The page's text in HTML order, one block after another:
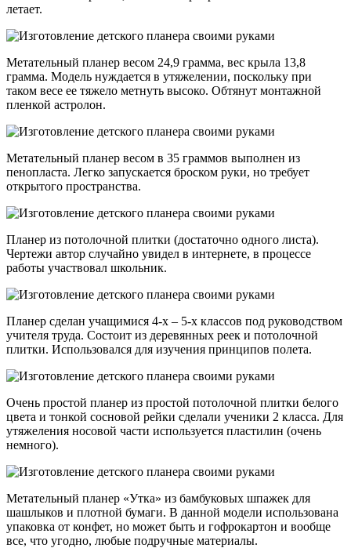
летает.
Метательный планер весом 24,9 грамма, вес крыла 13,8
грамма. Модель нуждается в утяжелении, поскольку при
таком весе ее тяжело метнуть высоко. Обтянут монтажной
пленкой астролон.
Метательный планер весом в 35 граммов выполнен из
пенопласта. Легко запускается броском руки, но требует
открытого пространства.
Планер из потолочной плитки (достаточно одного листа).
Чертежи автор случайно увидел в интернете, в процессе
работы участвовал школьник.
Планер сделан учащимися 4-х – 5-х классов под руководством
учителя труда. Состоит из деревянных реек и потолочной
плитки. Использовался для изучения принципов полета.
Очень простой планер из простой потолочной плитки белого
цвета и тонкой сосновой рейки сделали ученики 2 класса. Для
утяжеления носовой части используется пластилин (очень
немного).
Метательный планер «Утка» из бамбуковых шпажек для
шашлыков и плотной бумаги. В данной модели использована
упаковка от конфет, но может быть и гофрокартон и вообще
все, что угодно, любые подручные материалы.